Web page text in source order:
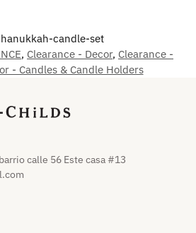
hanukkah-candle-set
, Clearance - Decor, Clearance -
- Candles & Candle Holders
calle 56 Este casa #13